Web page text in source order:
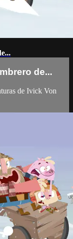
de...
de Ivick Von